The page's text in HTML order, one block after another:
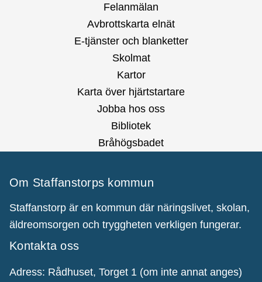
Felanmälan
Avbrottskarta elnät
E-tjänster och blanketter
Skolmat
Kartor
Karta över hjärtstartare
Jobba hos oss
Bibliotek
Bråhögsbadet
Om Staffanstorps kommun
Staffanstorp är en kommun där näringslivet, skolan,
äldreomsorgen och tryggheten verkligen fungerar.
Kontakta oss
Adress: Rådhuset, Torget 1 (om inte annat anges)